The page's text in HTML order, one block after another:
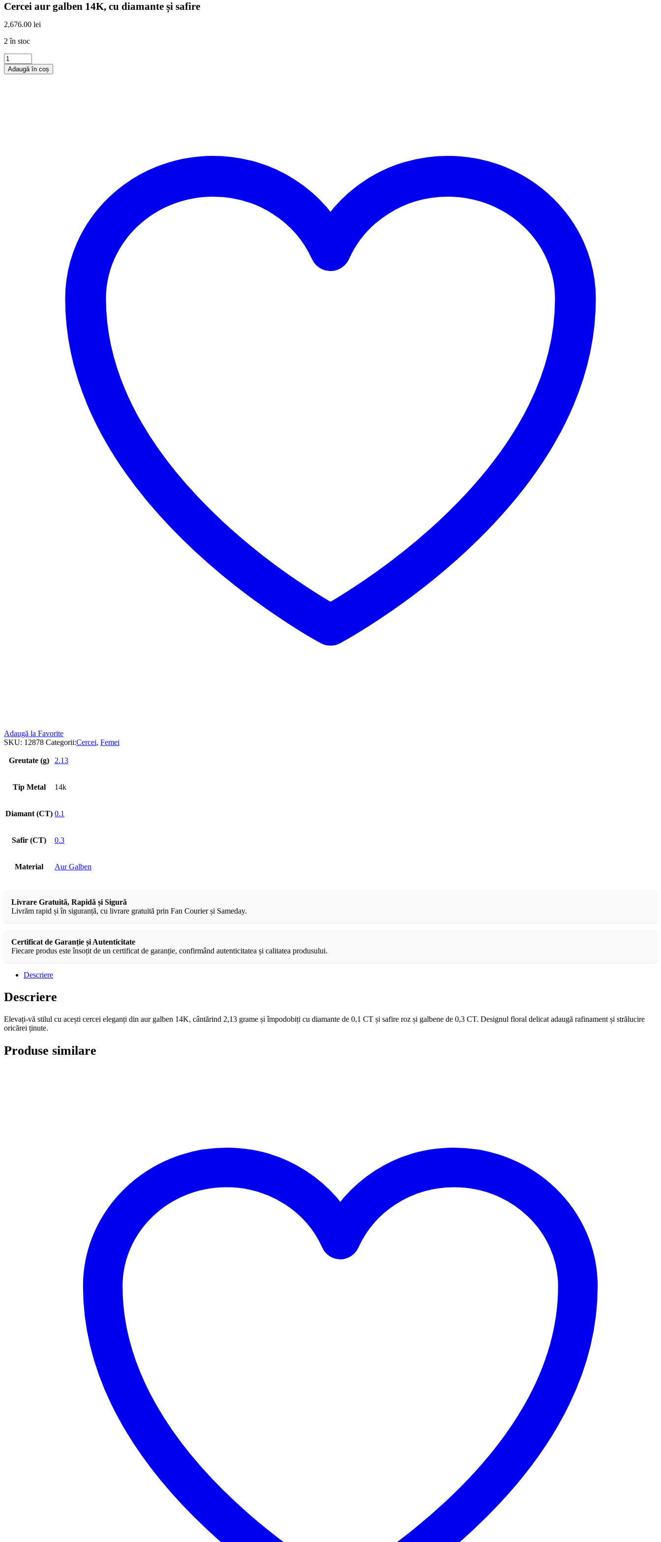
Cercei aur galben 14K, cu diamante și safire
2,676.00 lei
2 în stoc
Cercei
aur
galben
Adaugă în coș
Adaugă la Favorite
SKU: 12878 Categorii:Cercei, Femei
Greutate (g) 2.13
Tip Metal 14k
Diamant (CT) 0.1
Safir (CT) 0.3
Material Aur Galben
Livrare Gratuită, Rapidă și Sigură
Livrăm rapid și în siguranță, cu livrare gratuită prin Fan Courier și Sameday.
Certificat de Garanție și Autenticitate
Fiecare produs este însoțit de un certificat de garanție, confirmând autenticitatea și calitatea produsului.
Descriere
Descriere
Elevați-vă stilul cu acești cercei eleganți din aur galben 14K, cântărind 2,13 grame și împodobiți cu diamante de 0,1 CT și safire roz și galbene de 0,3 CT. Designul floral delicat adaugă rafinament și strălucire
oricărei ținute.
Produse similare